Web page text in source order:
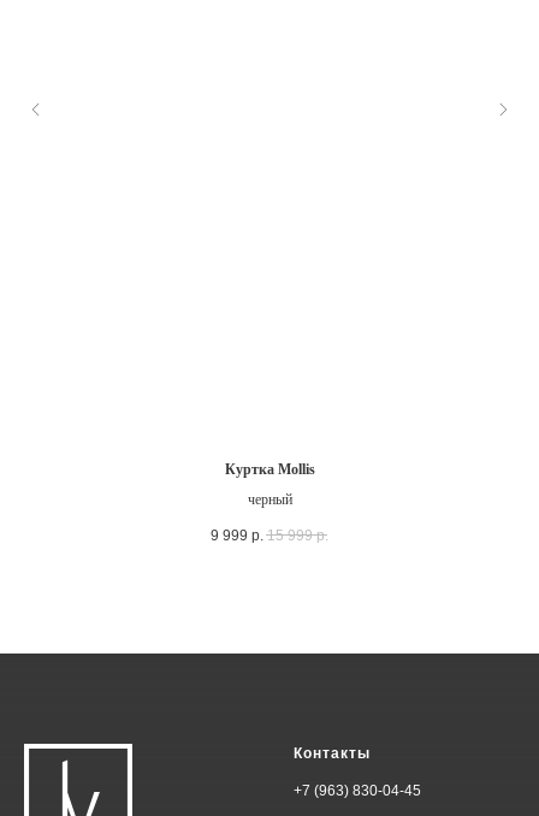
Куртка Mollis
черный
9 999 р. 15 999 р.
Контакты
+7 (963) 830-04-45